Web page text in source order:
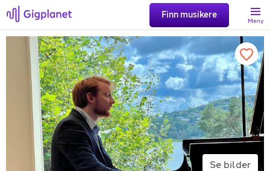
Finn musikere
Meny
Søk
Favoritter
Logg inn Se bilder